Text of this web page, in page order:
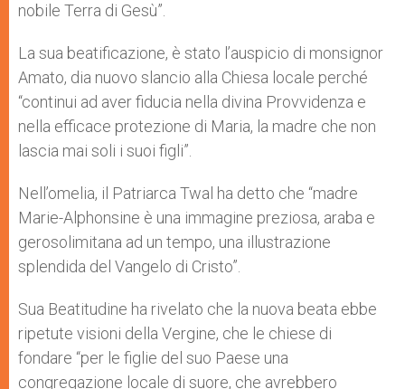
nobile Terra di Gesù”.
La sua beatificazione, è stato l’auspicio di monsignor
Amato, dia nuovo slancio alla Chiesa locale perché
“continui ad aver fiducia nella divina Provvidenza e
nella efficace protezione di Maria, la madre che non
lascia mai soli i suoi figli”.
Nell’omelia, il Patriarca Twal ha detto che “madre
Marie-Alphonsine è una immagine preziosa, araba e
gerosolimitana ad un tempo, una illustrazione
splendida del Vangelo di Cristo”.
Sua Beatitudine ha rivelato che la nuova beata ebbe
ripetute visioni della Vergine, che le chiese di
fondare “per le figlie del suo Paese una
congregazione locale di suore, che avrebbero